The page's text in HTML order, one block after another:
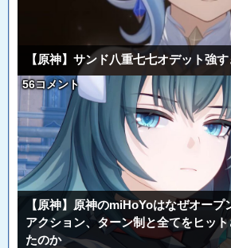
【原神】サンド八重七七オデット強
56コメント
【原神】原神のmiHoYoはなぜオープ
アクション、ターン制と全てをヒッ
たのか